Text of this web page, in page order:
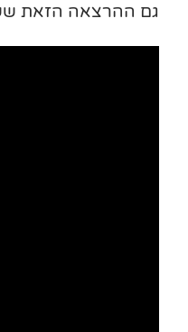
גם ההרצאה הזאת ששודרה